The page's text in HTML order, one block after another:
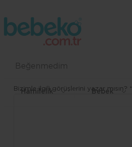
Hamilelik Bebek
Beğenmedim
Bizimle ilgili görüşlerini yazar mısın? *